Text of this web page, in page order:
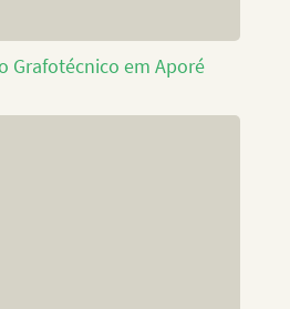
Grafotécnico em Aporé